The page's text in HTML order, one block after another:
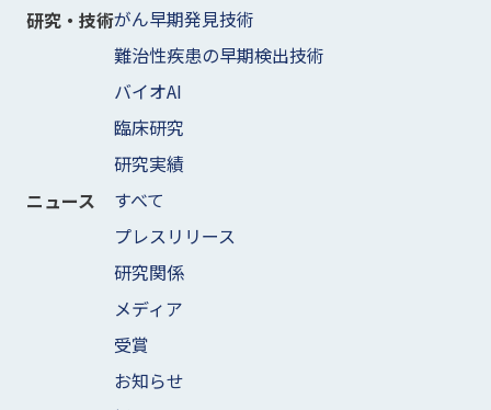
研究・技術がん早期発見技術
難治性疾患の早期検出技術
バイオAI
臨床研究
研究実績
ニュース
すべて
プレスリリース
研究関係
メディア
受賞
お知らせ